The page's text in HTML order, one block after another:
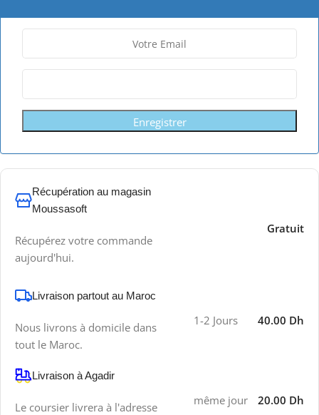
Enregistrer
Récupération au magasin
Moussasoft
Récupérez votre commande
aujourd'hui.
Gratuit
Livraison partout au Maroc
Nous livrons à domicile dans
tout le Maroc.
1-2 Jours 40.00 Dh
Livraison à Agadir
Le coursier livrera à l'adresse
même jour 20.00 Dh